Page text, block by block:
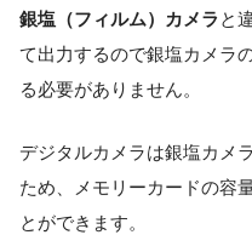
銀塩（フィルム）カメラと
て出力するので銀塩カメラ
る必要がありません。
デジタルカメラは銀塩カメ
ため、
メモリーカードの容
とができます。